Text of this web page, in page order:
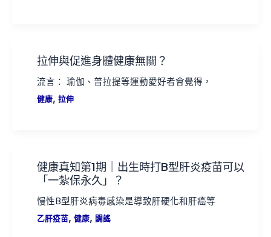
拉伸與促進身體健康無關？
流言： 瑜伽、普拉提等運動愛好者會覺得，
健康,拉伸
健康真知第1期｜出生時打B型肝炎疫苗可以
「一紮保永久」？
慢性B型肝炎病毒感染是導致肝硬化和肝癌等
乙肝疫苗,健康, 闢謠